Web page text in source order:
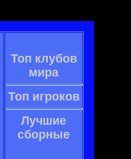
Топ клубов
мира
Топ игроков
Лучшие
сборные